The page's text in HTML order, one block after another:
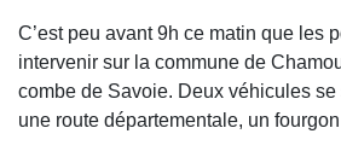
C’est peu avant 9h ce matin que les
intervenir sur la commune de
combe de Savoie. Deux véhicules se
une route départementale, un